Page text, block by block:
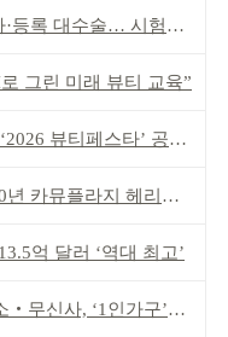
수술… 시험자료 공용 허용
그린 미래 뷰티 교육”
뷰티페스타’ 공동 주최
뮤플라지 헤리티지 담아
억 달러 ‘역대 최고’
사, ‘1인가구’가 이끈다